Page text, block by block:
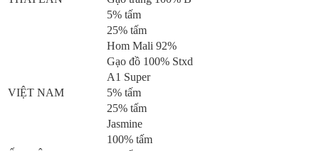
5% tấm
25% tấm
Hom Mali 92%
Gạo đồ 100% Stxd
A1 Super
VIỆT NAM
5% tấm
25% tấm
Jasmine
100% tấm